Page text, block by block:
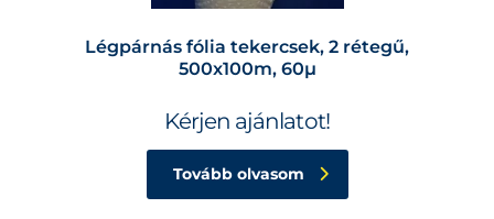
Légpárnás fólia tekercsek, 2 rétegű,
500x100m, 60µ
Kérjen ajánlatot!
Tovább olvasom